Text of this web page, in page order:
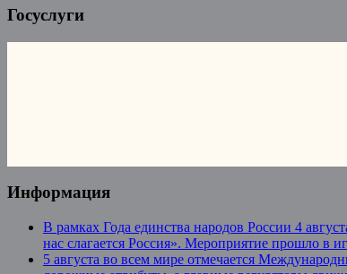
Госуслуги
Информация
В рамках Года единства народов России 4
нас слагается Россия». Мероприятие прошло в
5 августа во всем мире отмечается